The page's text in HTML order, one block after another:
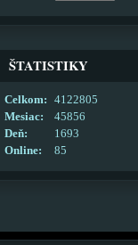
ŠTATISTIKY
Online: 85
Celkom:
4122805
Mesiac:
45856
Deň:
1693